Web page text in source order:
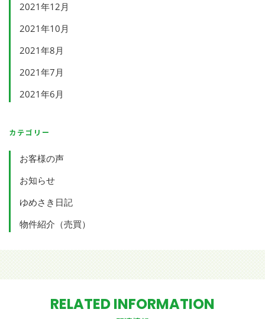
2021年12月
2021年10月
2021年8月
2021年7月
2021年6月
カテゴリー
お客様の声
お知らせ
ゆめさき日記
物件紹介（売買）
RELATED INFORMATION